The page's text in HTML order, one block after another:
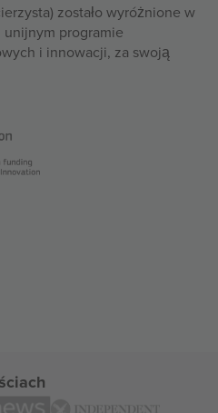
zostało wyróżnione w
programie
i innowacji, za swoją